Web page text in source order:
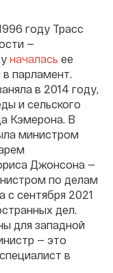
году Трасс
—
началась ее
в парламент.
в 2014 году,
и сельского
Кэмерона. В
министром
Джонсона —
по делам
сентября 2021
дел.
для западной
— это
в